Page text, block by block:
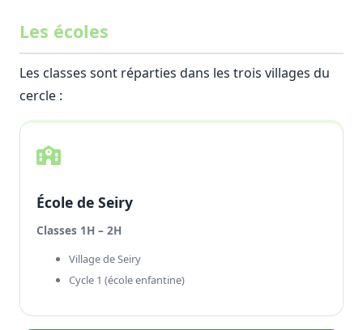
Les écoles
Les classes sont réparties dans les trois villages du
cercle :
École de Seiry
Classes 1H – 2H
Village de Seiry
Cycle 1 (école enfantine)